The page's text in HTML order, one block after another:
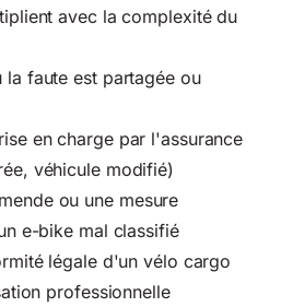
avec la complexité du
la faute est partagée ou
en charge par l'assurance
véhicule modifié)
ou une mesure
e-bike mal classifié
légale d'un vélo cargo
professionnelle